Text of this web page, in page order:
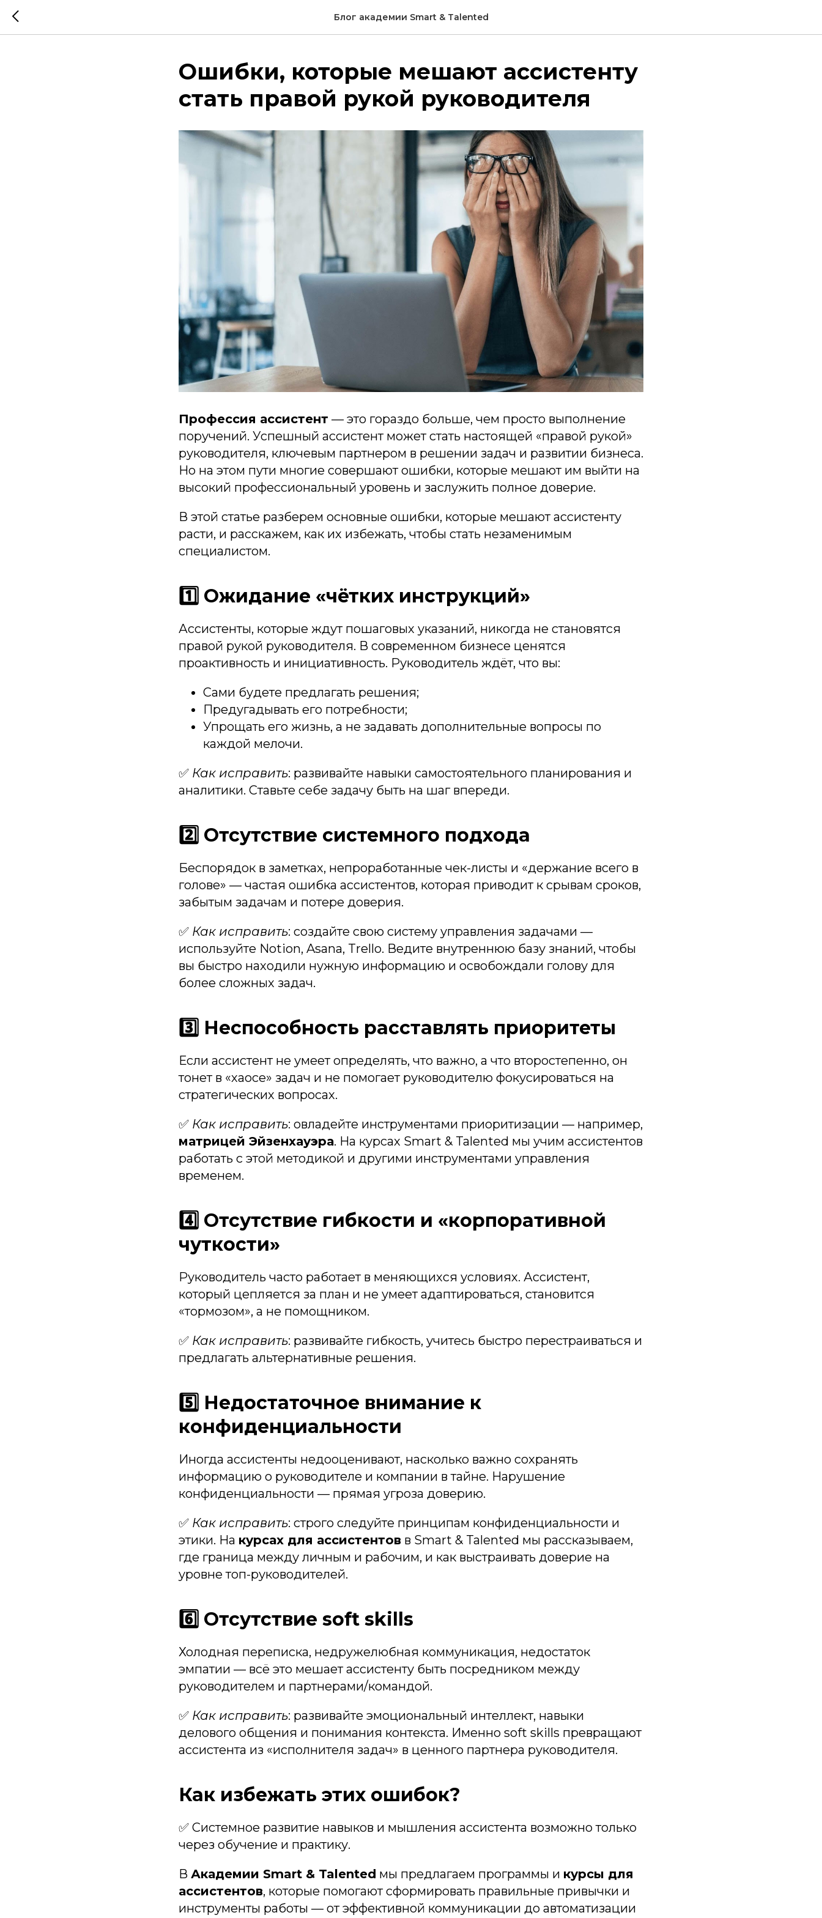
Блог академии Smart & Talented
Ошибки, которые мешают ассистенту
стать правой рукой руководителя
Профессия ассистент — это гораздо больше, чем просто выполнение
поручений. Успешный ассистент может стать настоящей «правой рукой»
руководителя, ключевым партнером в решении задач и развитии бизнеса.
Но на этом пути многие совершают ошибки, которые мешают им выйти на
высокий профессиональный уровень и заслужить полное доверие.
В этой статье разберем основные ошибки, которые мешают ассистенту
расти, и расскажем, как их избежать, чтобы стать незаменимым
специалистом.
1️⃣ Ожидание «чётких инструкций»
Ассистенты, которые ждут пошаговых указаний, никогда не становятся
правой рукой руководителя. В современном бизнесе ценятся
проактивность и инициативность. Руководитель ждёт, что вы:
Сами будете предлагать решения;
Предугадывать его потребности;
Упрощать его жизнь, а не задавать дополнительные вопросы по
каждой мелочи.
✅ Как исправить: развивайте навыки самостоятельного планирования и
аналитики. Ставьте себе задачу быть на шаг впереди.
2️⃣ Отсутствие системного подхода
Беспорядок в заметках, непроработанные чек-листы и «держание всего в
голове» — частая ошибка ассистентов, которая приводит к срывам сроков,
забытым задачам и потере доверия.
✅ Как исправить: создайте свою систему управления задачами —
используйте Notion, Asana, Trello. Ведите внутреннюю базу знаний, чтобы
вы быстро находили нужную информацию и освобождали голову для
более сложных задач.
3️⃣ Неспособность расставлять приоритеты
Если ассистент не умеет определять, что важно, а что второстепенно, он
тонет в «хаосе» задач и не помогает руководителю фокусироваться на
стратегических вопросах.
✅ Как исправить: овладейте инструментами приоритизации — например,
матрицей Эйзенхауэра. На курсах Smart & Talented мы учим ассистентов
работать с этой методикой и другими инструментами управления
временем.
4️⃣ Отсутствие гибкости и «корпоративной
чуткости»
Руководитель часто работает в меняющихся условиях. Ассистент,
который цепляется за план и не умеет адаптироваться, становится
«тормозом», а не помощником.
✅ Как исправить: развивайте гибкость, учитесь быстро перестраиваться и
предлагать альтернативные решения.
5️⃣ Недостаточное внимание к
конфиденциальности
Иногда ассистенты недооценивают, насколько важно сохранять
информацию о руководителе и компании в тайне. Нарушение
конфиденциальности — прямая угроза доверию.
✅ Как исправить: строго следуйте принципам конфиденциальности и
этики. На курсах для ассистентов в Smart & Talented мы рассказываем,
где граница между личным и рабочим, и как выстраивать доверие на
уровне топ-руководителей.
6️⃣ Отсутствие soft skills
Холодная переписка, недружелюбная коммуникация, недостаток
эмпатии — всё это мешает ассистенту быть посредником между
руководителем и партнерами/командой.
✅ Как исправить: развивайте эмоциональный интеллект, навыки
делового общения и понимания контекста. Именно soft skills превращают
ассистента из «исполнителя задач» в ценного партнера руководителя.
Как избежать этих ошибок?
✅ Системное развитие навыков и мышления ассистента возможно только
через обучение и практику.
В Академии Smart & Talented мы предлагаем программы и курсы для
ассистентов, которые помогают сформировать правильные привычки и
инструменты работы — от эффективной коммуникации до автоматизации